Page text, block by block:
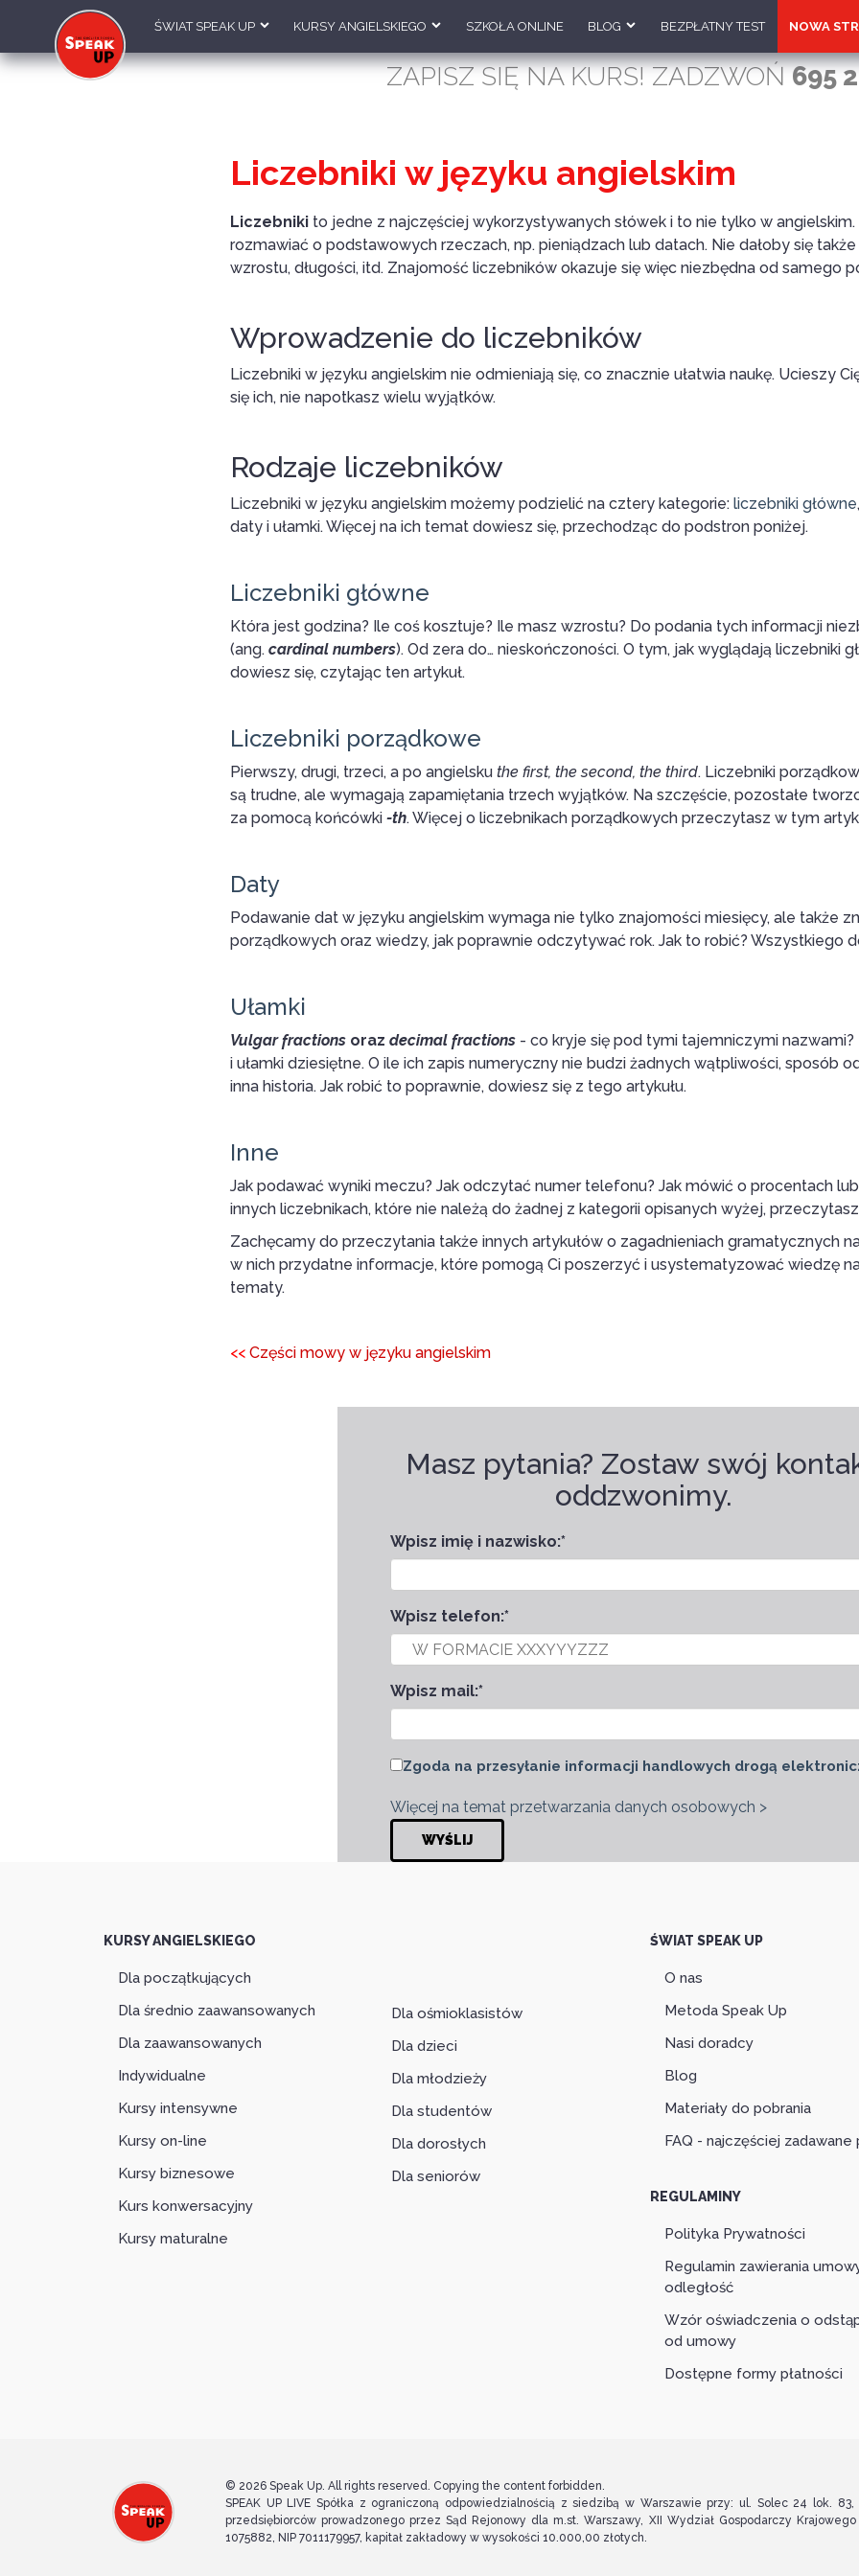
ŚWIAT SPEAK UP KURSY ANGIELSKIEGO SZKOŁA ONLINE BLOG BEZPŁATNY TEST NOWA
ZAPISZ SIĘ NA KURS! ZADZWOŃ695
Liczebniki w języku angielskim
Liczebnikito jedne z najczęściej wykorzystywanych słówek i to nie tylko w angielskim.
rozmawiać o podstawowych rzeczach, np. pieniądzach lub datach. Nie dałoby się
wzrostu, długości, itd. Znajomość liczebników okazuje się więc niezbędna od samego
Wprowadzenie do liczebników
Liczebniki w języku angielskim nie odmieniają się, co znacznie ułatwia naukę. Ucieszy
się ich, nie napotkasz wielu wyjątków.
Rodzaje liczebników
Liczebniki w języku angielskim możemy podzielić na cztery kategorie: liczebniki główne
daty i ułamki. Więcej na ich temat dowiesz się, przechodząc do podstron poniżej.
Liczebniki główne
Która jest godzina? Ile coś kosztuje? Ile masz wzrostu? Do podania tych informacji
(ang. cardinal numbers). Od zera do… nieskończoności. O tym, jak wyglądają liczebniki
dowiesz się, czytając ten artykuł.
Liczebniki porządkowe
Pierwszy, drugi, trzeci, a po angielsku the first, the second, the third. Liczebniki
są trudne, ale wymagają zapamiętania trzech wyjątków. Na szczęście, pozostałe
za pomocą końcówki -th. Więcej o liczebnikach porządkowych przeczytasz w tym
Daty
Podawanie dat w języku angielskim wymaga nie tylko znajomości miesięcy, ale także
porządkowych oraz wiedzy, jak poprawnie odczytywać rok. Jak to robić? Wszystkiego
Ułamki
Vulgar fractionsoraz decimal fractions- co kryje się pod tymi tajemniczymi nazwami?
i ułamki dziesiętne. O ile ich zapis numeryczny nie budzi żadnych wątpliwości, sposób
inna historia. Jak robić to poprawnie, dowiesz się z tego artykułu.
Inne
Jak podawać wyniki meczu? Jak odczytać numer telefonu? Jak mówić o procentach
innych liczebnikach, które nie należą do żadnej z kategorii opisanych wyżej,
Zachęcamy do przeczytania także innych artykułów o zagadnieniach gramatycznych
w nich przydatne informacje, które pomogą Ci poszerzyć i usystematyzować wiedzę
tematy.
<< Części mowy w języku angielskim
Masz pytania? Zostaw swój
oddzwonimy.
Wpisz imię i nazwisko:*
Wpisz telefon:*
Wpisz mail:*
Zgoda na przesyłanie informacji handlowych drogą
Więcej na temat przetwarzania danych osobowych >
KURSY ANGIELSKIEGO
Dla początkujących
Dla średnio zaawansowanych
Dla zaawansowanych
Indywidualne
Kursy intensywne
Kursy on-line
Kursy biznesowe
Kurs konwersacyjny
Kursy maturalne
Dla ośmioklasistów
Dla dzieci
Dla młodzieży
Dla studentów
Dla dorosłych
Dla seniorów
ŚWIAT SPEAK UP
O nas
Metoda Speak Up
Nasi doradcy
Blog
Materiały do pobrania
FAQ - najczęściej zadawane
REGULAMINY
Polityka Prywatności
Regulamin zawierania
odległość
Wzór oświadczenia o
od umowy
Dostępne formy płatności
© 2026 Speak Up. All rights reserved. Copying the content forbidden.
SPEAK UP LIVE Spółka z ograniczoną odpowiedzialnością z siedzibą w Warszawie przy: ul. Solec 24 lok.
przedsiębiorców prowadzonego przez Sąd Rejonowy dla m.st. Warszawy, XII Wydział Gospodarczy
1075882, NIP 7011179957, kapitał zakładowy w wysokości 10.000,00 złotych.